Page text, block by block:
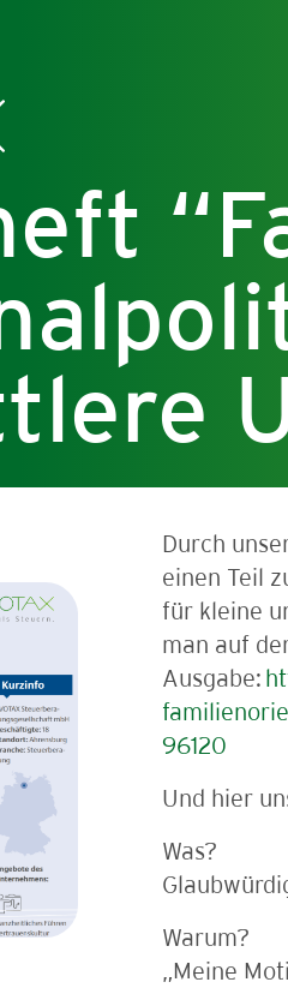
Durch
einen Teil
für kleine
man auf
Ausgabe:
96120
Und hier
Was?
Warum?
„Meine